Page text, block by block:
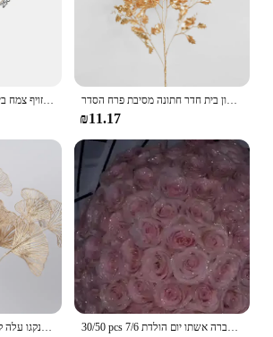
זהב צמחים מלאכותיים אקליפטוס עלה אדר 2023 חג המולד קישוט סלון בית חדר חתונה מסיבת פרח הסדר
₪11.17
1pcs פרח דקורטיבי זהב פרח גינקגו עלה קישוט פסטיבל קישוט 30/50 pcs 7/6 ס מ נצנטר פרח מלאכותי עלה/ולנטיין של אמא/ולנטיין חברה אשתו יום הולדת